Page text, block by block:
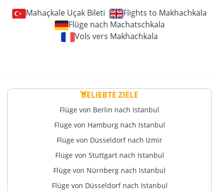
Mahaçkale Uçak Bileti
Flights to Makhachkala
Flüge nach Machatschkala
Vols vers Makhachkala
BELIEBTE ZIELE
Flüge von Berlin nach Istanbul
Flüge von Hamburg nach Istanbul
Flüge von Düsseldorf nach Izmir
Flüge von Stuttgart nach Istanbul
Flüge von Nürnberg nach Istanbul
Flüge von Düsseldorf nach Istanbul